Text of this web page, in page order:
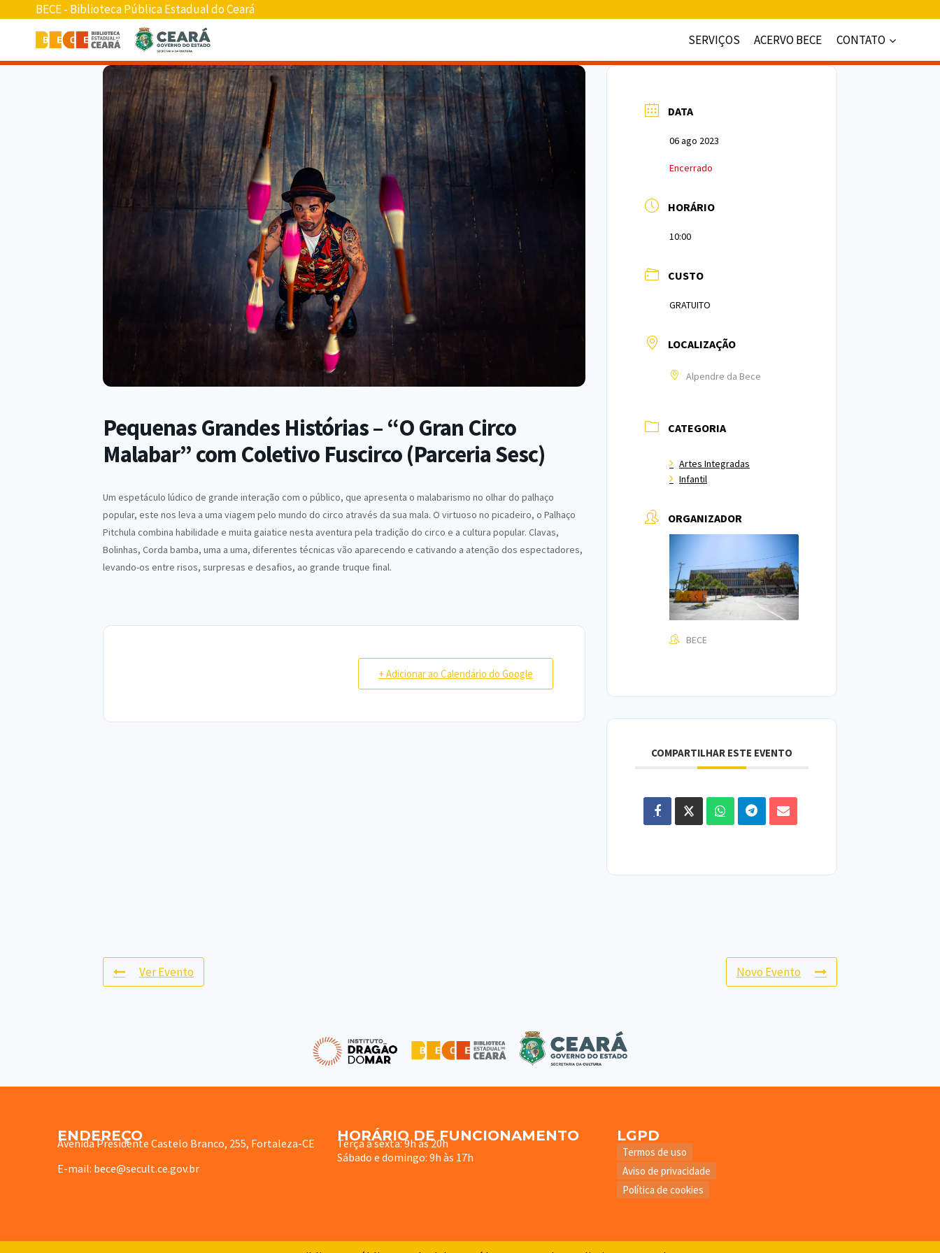
BECE - Biblioteca Pública Estadual do Ceará
SERVIÇOS
ACERVO BECE CONTATO
Pequenas Grandes Histórias – “O Gran Circo
Malabar” com Coletivo Fuscirco (Parceria Sesc)
Um espetáculo lúdico de grande interação com o público, que apresenta o malabarismo no olhar do palhaço
popular, este nos leva a uma viagem pelo mundo do circo através da sua mala. O virtuoso no picadeiro, o Palhaço
Pitchula combina habilidade e muita gaiatice nesta aventura pela tradição do circo e a cultura popular. Clavas,
Bolinhas, Corda bamba, uma a uma, diferentes técnicas vão aparecendo e cativando a atenção dos espectadores,
levando-os entre risos, surpresas e desafios, ao grande truque final.
+ Adicionar ao Calendário do Google
DATA
06 ago 2023
Encerrado
HORÁRIO
10:00
CUSTO
GRATUITO
LOCALIZAÇÃO
Alpendre da Bece
CATEGORIA
Artes Integradas
Infantil
ORGANIZADOR
BECE
COMPARTILHAR ESTE EVENTO
Ver Evento Novo Evento
ENDEREÇO
Avenida Presidente Castelo Branco, 255, Fortaleza-CE
E-mail: bece@secult.ce.gov.br
HORÁRIO DE FUNCIONAMENTO
Terça à sexta: 9h às 20h
Sábado e domingo: 9h às 17h
LGPD
Termos de uso
Aviso de privacidade
Política de cookies